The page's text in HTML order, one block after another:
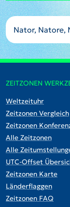
Nator, Natore,
ZEITZONEN
Weltzeituhr
Zeitzonen Vergleich
Zeitzonen
Alle Zeitzonen
Alle
UTC-Offset
Zeitzonen Karte
Länderflaggen
Zeitzonen FAQ